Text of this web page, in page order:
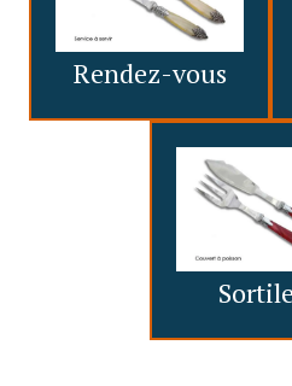
Rendez-vous